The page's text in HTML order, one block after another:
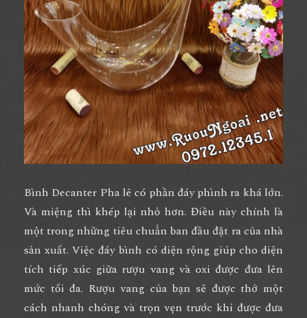
Bình Decanter Pha lê có phần đáy phình ra khá lớn.
Và miệng thì khép lại nhỏ hơn. Điều này chính là
một trong những tiêu chuẩn ban đầu đặt ra của nhà
sản xuất. Việc đáy bình có diện rộng giúp cho diện
tích tiếp xúc giữa rượu vang và oxi được đưa lên
mức tối đa. Rượu vang của bạn sẽ được thở một
cách nhanh chóng và trọn vẹn trước khi được đưa